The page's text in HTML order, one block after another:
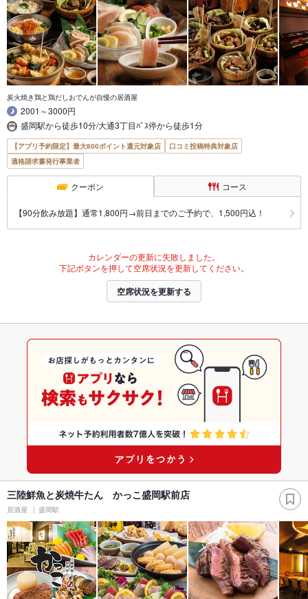
炭火焼き鶏と鶏だしおでんが自慢の居酒屋
2001～3000円
盛岡駅から徒歩10分/大通3丁目ﾊﾞｽ停から徒歩1分
【アプリ予約限定】最大800ポイント還元対象店
口コミ投稿特典対象店
適格請求書発行事業者
クーポン コース
【90分飲み放題】通常1,800円→前日までのご予約で、1,500円込！
カレンダーの更新に失敗しました。
下記ボタンを押して空席状況を更新してください。
空席状況を更新する
三陸鮮魚と炭焼牛たん かっこ盛岡駅前店
居酒屋 盛岡駅